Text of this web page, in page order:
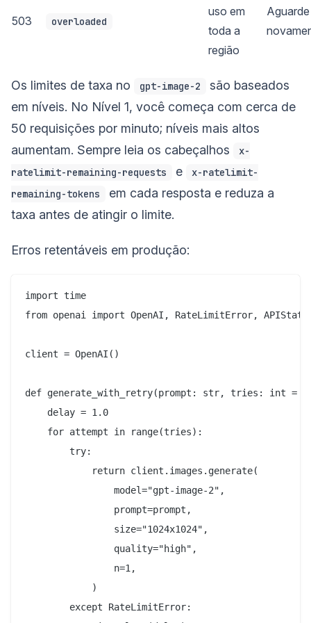
503 overloaded
uso em
toda a
região
Os limites de taxa no gpt-image-2
são baseados
em níveis. No Nível 1, você começa com cerca de
50 requisições por minuto; níveis mais altos
aumentam. Sempre leia os cabeçalhos
x-
ratelimit-remaining-requests
e
x-ratelimit-
remaining-tokens
em cada resposta e reduza a
taxa antes de atingir o limite.
Erros retentáveis em produção:
import time
from openai import OpenAI, RateLimitError,
client = OpenAI()
def generate_with_retry(prompt: str, tries: int =
    delay = 1.0
    for attempt in range(tries):
        try:
            return client.images.generate(
                model="gpt-image-2",
                prompt=prompt,
                size="1024x1024",
                quality="high",
                n=1,
            )
        except RateLimitError: